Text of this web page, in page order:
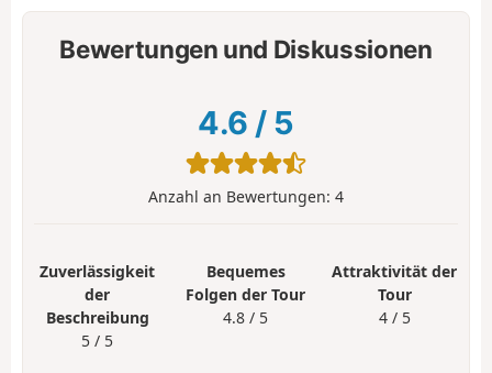
Bewertungen und Diskussionen
4.6 / 5
Anzahl an Bewertungen: 4
Zuverlässigkeit
der
Beschreibung
5 / 5
Bequemes
Folgen der Tour
4.8 / 5
Attraktivität der
Tour
4 / 5